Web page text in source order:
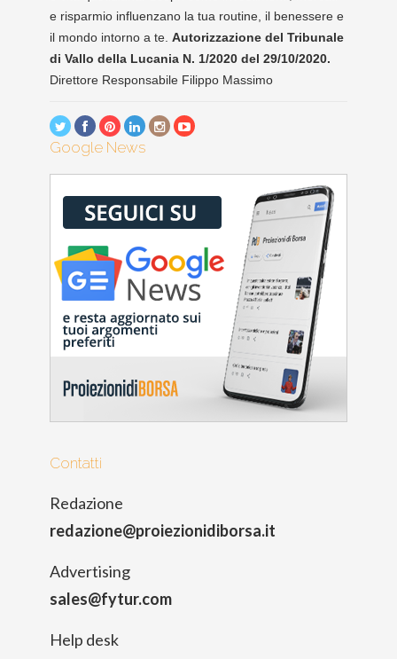
e risparmio influenzano la tua routine, il benessere e
il mondo intorno a te. Autorizzazione del Tribunale
di Vallo della Lucania N. 1/2020 del 29/10/2020.
Direttore Responsabile Filippo Massimo
Google News
Contatti
Redazione
redazione@proiezionidiborsa.it
Advertising
sales@fytur.com
Help desk